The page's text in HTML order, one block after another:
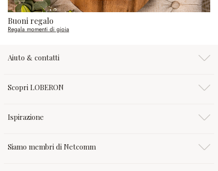
Buoni regalo
Regala momenti di gioia
Aiuto & contatti
Scopri LOBERON
Ispirazione
Siamo membri di Netcomm